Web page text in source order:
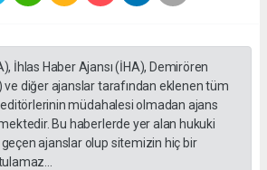
İhlas Haber Ajansı (İHA), Demirören
ve diğer ajanslar tarafından eklenen tüm
müdahalesi olmadan ajans
Bu haberlerde yer alan hukuki
ajanslar olup sitemizin hiç bir